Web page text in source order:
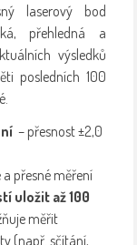
laserový bod
přehledná a
výsledků
posledních 100
– přesnost ±2,0
přesné měření
uložit až 100
měřit
(např. sčítání,